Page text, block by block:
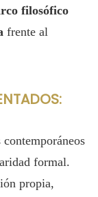
filosófico
frente al
formal.
propia,